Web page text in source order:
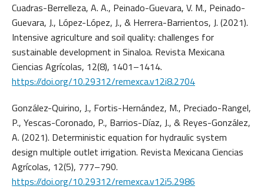
Cuadras-Berrelleza, A. A., Peinado-Guevara, V. M., Peinado-
Guevara, J., López-López, J., & Herrera-Barrientos, J. (2021).
Intensive agriculture and soil quality: challenges for
sustainable development in Sinaloa. Revista Mexicana
Ciencias Agrícolas, 12(8), 1401–1414.
https://doi.org/10.29312/remexca.v12i8.2704
González-Quirino, J., Fortis-Hernández, M., Preciado-Rangel,
P., Yescas-Coronado, P., Barrios-Díaz, J., & Reyes-González,
A. (2021). Deterministic equation for hydraulic system
design multiple outlet irrigation. Revista Mexicana Ciencias
Agrícolas, 12(5), 777–790.
https://doi.org/10.29312/remexca.v12i5.2986